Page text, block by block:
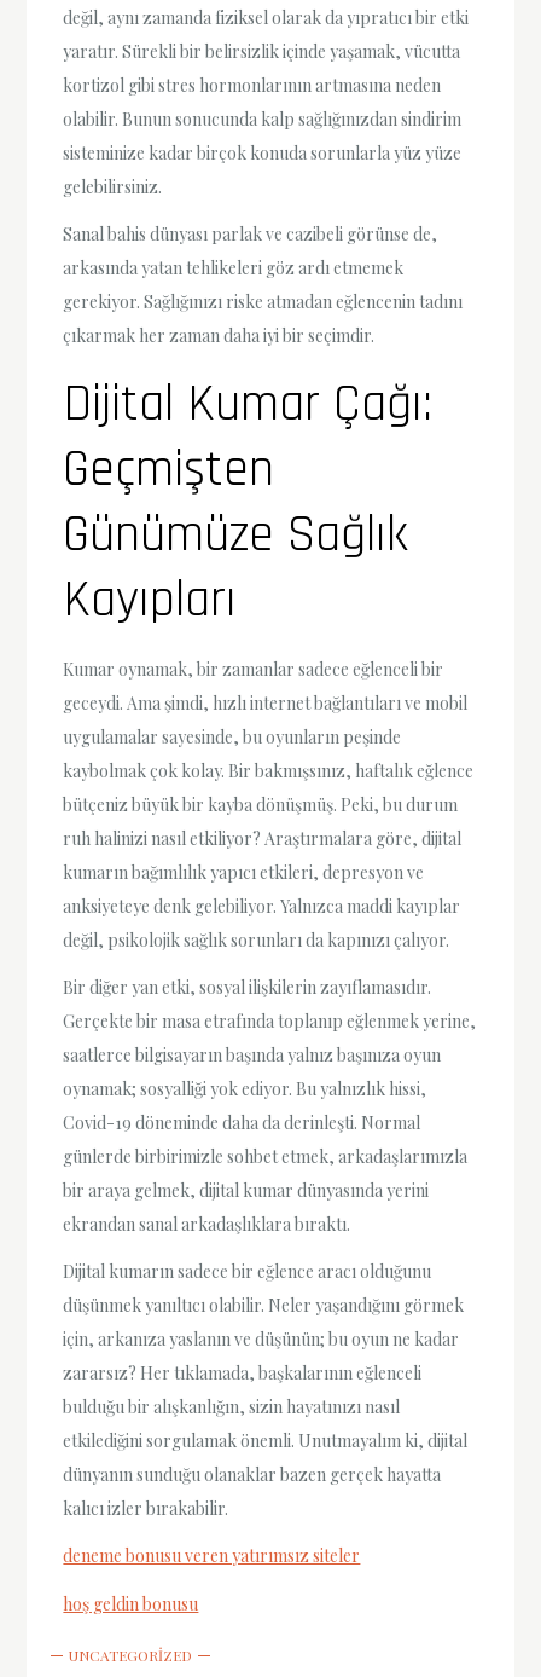
değil, aynı zamanda fiziksel olarak da yıpratıcı bir etki
yaratır. Sürekli bir belirsizlik içinde yaşamak, vücutta
kortizol gibi stres hormonlarının artmasına neden
olabilir. Bunun sonucunda kalp sağlığınızdan sindirim
sisteminize kadar birçok konuda sorunlarla yüz yüze
gelebilirsiniz.
Sanal bahis dünyası parlak ve cazibeli görünse de,
arkasında yatan tehlikeleri göz ardı etmemek
gerekiyor. Sağlığınızı riske atmadan eğlencenin tadını
çıkarmak her zaman daha iyi bir seçimdir.
Dijital Kumar Çağı:
Geçmişten
Günümüze Sağlık
Kayıpları
Kumar oynamak, bir zamanlar sadece eğlenceli bir
geceydi. Ama şimdi, hızlı internet bağlantıları ve mobil
uygulamalar sayesinde, bu oyunların peşinde
kaybolmak çok kolay. Bir bakmışsınız, haftalık eğlence
bütçeniz büyük bir kayba dönüşmüş. Peki, bu durum
ruh halinizi nasıl etkiliyor? Araştırmalara göre, dijital
kumarın bağımlılık yapıcı etkileri, depresyon ve
anksiyeteye denk gelebiliyor. Yalnızca maddi kayıplar
değil, psikolojik sağlık sorunları da kapınızı çalıyor.
Bir diğer yan etki, sosyal ilişkilerin zayıflamasıdır.
Gerçekte bir masa etrafında toplanıp eğlenmek yerine,
saatlerce bilgisayarın başında yalnız başınıza oyun
oynamak; sosyalliği yok ediyor. Bu yalnızlık hissi,
Covid-19 döneminde daha da derinleşti. Normal
günlerde birbirimizle sohbet etmek, arkadaşlarımızla
bir araya gelmek, dijital kumar dünyasında yerini
ekrandan sanal arkadaşlıklara bıraktı.
Dijital kumarın sadece bir eğlence aracı olduğunu
düşünmek yanıltıcı olabilir. Neler yaşandığını görmek
için, arkanıza yaslanın ve düşünün; bu oyun ne kadar
zararsız? Her tıklamada, başkalarının eğlenceli
bulduğu bir alışkanlığın, sizin hayatınızı nasıl
etkilediğini sorgulamak önemli. Unutmayalım ki, dijital
dünyanın sunduğu olanaklar bazen gerçek hayatta
kalıcı izler bırakabilir.
deneme bonusu veren yatırımsız siteler
hoş geldin bonusu
UNCATEGORIZED